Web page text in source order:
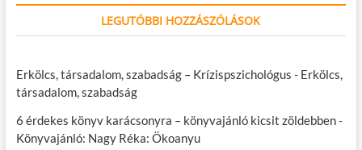
LEGUTÓBBI HOZZÁSZÓLÁSOK
Erkölcs, társadalom, szabadság – Krízispszichológus - Erkölcs,
társadalom, szabadság
6 érdekes könyv karácsonyra – könyvajánló kicsit zöldebben-
Könyvajánló: Nagy Réka: Ökoanyu